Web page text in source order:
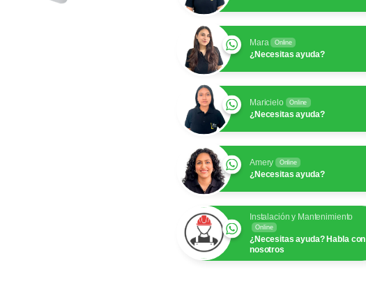
Mara Online
¿Necesitas ayuda?
Maricielo Online
¿Necesitas ayuda?
Amery Online
¿Necesitas ayuda?
Instalación y Mantenimiento
Online
¿Necesitas ayuda? Habla con
nosotros